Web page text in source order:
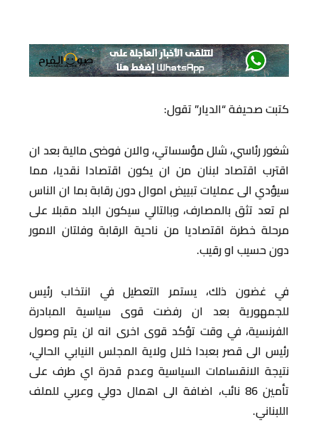
كتبت صحيفة “الديار” تقول:
شغور رئاسي، شلل مؤسساتي، والان فوضى مالية بعد ان
اقترب اقتصاد لبنان من ان يكون اقتصادا نقديا، مما
سيؤدي الى عمليات تبييض اموال دون رقابة بما ان الناس
لم تعد تثق بالمصارف، وبالتالي سيكون البلد مقبلا على
مرحلة خطرة اقتصاديا من ناحية الرقابة وفلتان الامور
دون حسيب او رقيب.
في غضون ذلك، يستمر التعطيل في انتخاب رئيس
للجمهورية بعد ان رفضت قوى سياسية المبادرة
الفرنسية، في وقت تؤكد قوى اخرى انه لن يتم وصول
رئيس الى قصر بعبدا خلال ولاية المجلس النيابي الحالي،
نتيجة الانقسامات السياسية وعدم قدرة اي طرف على
تأمين 86 نائب، اضافة الى اهمال دولي وعربي للملف
اللبناني.